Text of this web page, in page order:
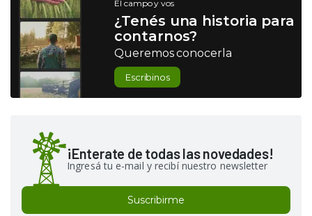
El campo y vos
¿Tenés una historia para
contarnos?
Queremos conocerla
Escribinos
¡Enterate de todas las novedades!
Ingresá tu e-mail y recibí nuestro newsletter
Suscribirme